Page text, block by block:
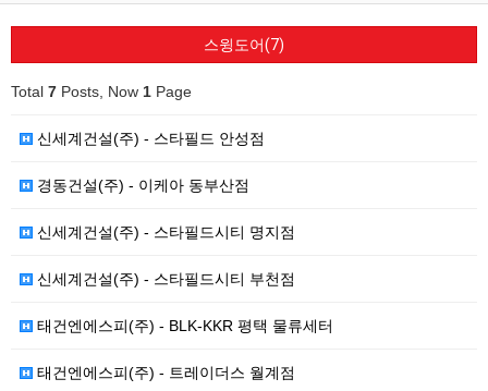
스윙도어(7)
Total 7 Posts, Now 1 Page
신세계건설(주) - 스타필드 안성점
경동건설(주) - 이케아 동부산점
신세계건설(주) - 스타필드시티 명지점
신세계건설(주) - 스타필드시티 부천점
태건엔에스피(주) - BLK-KKR 평택 물류세터
태건엔에스피(주) - 트레이더스 월계점